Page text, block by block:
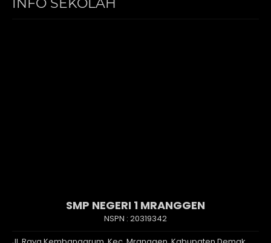
SMP NEGERI 1 MRANGGEN
NSPN : 20319342